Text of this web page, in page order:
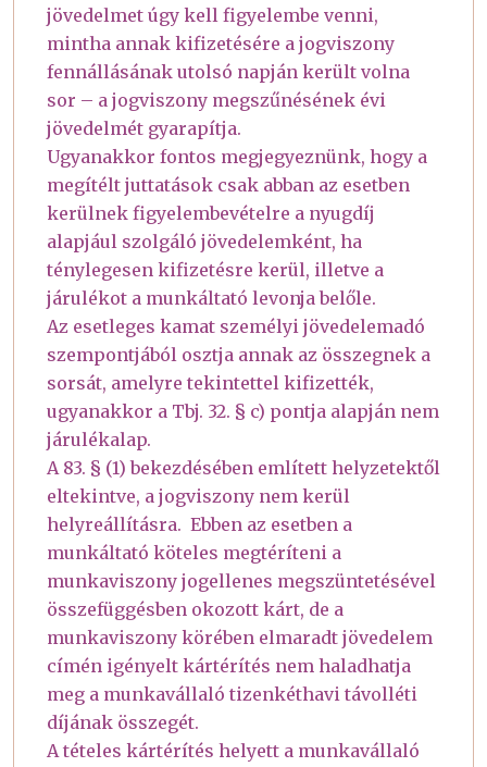
jövedelmet úgy kell figyelembe venni,
mintha annak kifizetésére a jogviszony
fennállásának utolsó napján került volna
sor – a jogviszony megszűnésének évi
jövedelmét gyarapítja.
Ugyanakkor fontos megjegyeznünk, hogy a
megítélt juttatások csak abban az esetben
kerülnek figyelembevételre a nyugdíj
alapjául szolgáló jövedelemként, ha
ténylegesen kifizetésre kerül, illetve a
járulékot a munkáltató levonja belőle.
Az esetleges kamat személyi jövedelemadó
szempontjából osztja annak az összegnek a
sorsát, amelyre tekintettel kifizették,
ugyanakkor a Tbj. 32. § c) pontja alapján nem
járulékalap.
A 83. § (1) bekezdésében említett helyzetektől
eltekintve, a jogviszony nem kerül
helyreállításra. Ebben az esetben a
munkáltató köteles megtéríteni a
munkaviszony jogellenes megszüntetésével
összefüggésben okozott kárt, de a
munkaviszony körében elmaradt jövedelem
címén igényelt kártérítés nem haladhatja
meg a munkavállaló tizenkéthavi távolléti
díjának összegét.
A tételes kártérítés helyett a munkavállaló